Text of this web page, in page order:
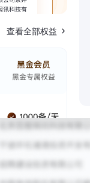
查看全部权益